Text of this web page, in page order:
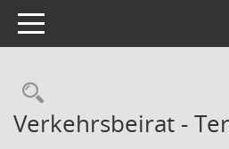
Toggle navigation
Rechercheauswahl
Verkehrsbeirat -